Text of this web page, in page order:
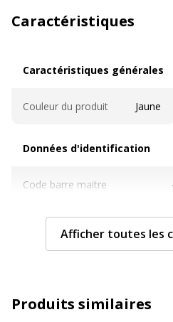
Caractéristiques
Caractéristiques générales
Couleur du produit Jaune
Données d'identification
Code barre maitre
Marque
Caractéristiques
Afficher toutes les
Produits similaires